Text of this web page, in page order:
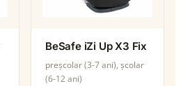
BeSafe iZi Up X3 Fix
preșcolar (3-7 ani), școlar
(6-12 ani)